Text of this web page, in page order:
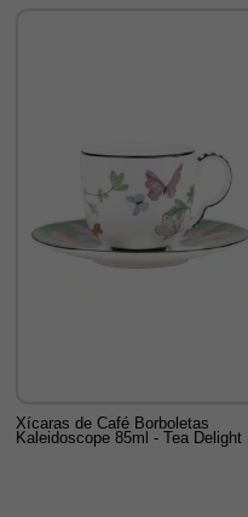
Xícaras de Café Borboletas
Kaleidoscope 85ml - Tea Delight